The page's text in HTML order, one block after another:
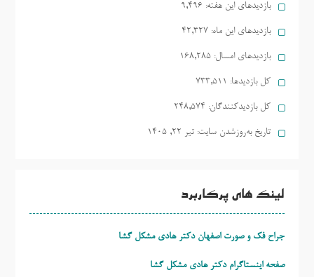
بازدیدهای این هفته: 9,496
بازدیدهای این ماه: 42,327
بازدیدهای امسال: 168,285
کل بازدیدها: 733,511
کل بازدیدکنند‌گان: 248,574
تاریخ به‌روزشدن سایت: تیر ۲۲, ۱۴۰۵
لینک های پرکاربرد
جراح فک و صورت اصفهان دکتر هادی مشکل گشا
صفحه اینستاگرام دکتر هادی مشکل گشا